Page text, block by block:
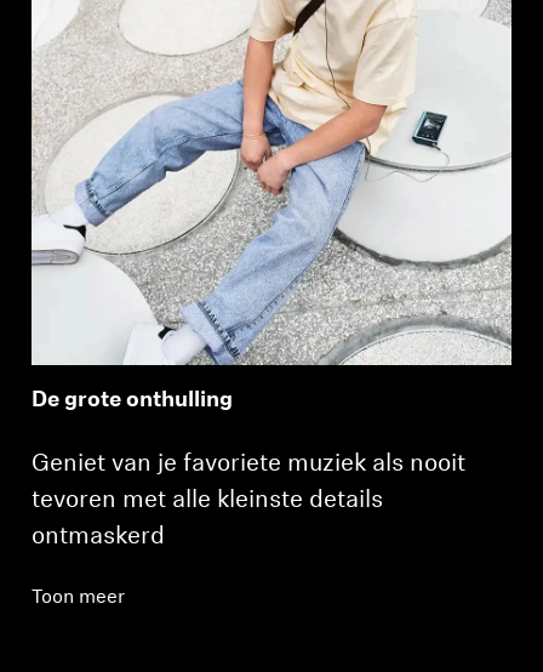
De grote onthulling
Geniet van je favoriete muziek als nooit
tevoren met alle kleinste details
ontmaskerd
Toon meer